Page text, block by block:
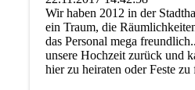
Wir haben 2012 in der
ein Traum, die
das Personal mega
unsere Hochzeit zurück und
hier zu heiraten oder Feste zu